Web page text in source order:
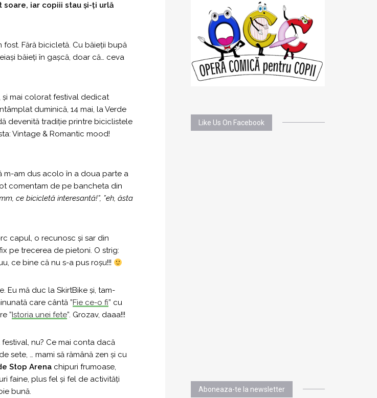
iar copiii stau și-ți urlă
fost. Fără bicicletă. Cu băieții bupă
băieți în gașcă, doar că… ceva
și mai colorat festival dedicat
duminică, 14 mai, la Verde
devenită tradiție printre biciclistele
Vintage & Romantic mood!
m-am dus acolo în a doua parte a
comentam de pe bancheta din
ce bicicletă interesantă!”, ”eh, ăsta
capul, o recunosc și sar din
pe trecerea de pietoni. O strig:
ce bine că nu s-a pus roșu!!!
Eu mă duc la SkirtBike și, tam-
care cântă ”Fie ce-o fi” cu
” Istoria unei fete”. Grozav, daaa!!!
festival, nu? Ce mai conta dacă
sete, … mami să rămână zen și cu
Stop Arena chipuri frumoase,
faine, plus fel și fel de activități
bună.
Like Us On Facebook
Aboneaza-te la newsletter